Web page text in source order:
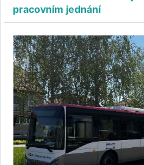
pracovním jednání